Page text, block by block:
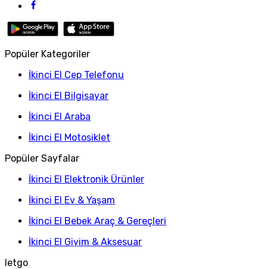
Popüler Kategoriler
İkinci El Cep Telefonu
İkinci El Bilgisayar
İkinci El Araba
İkinci El Motosiklet
Popüler Sayfalar
İkinci El Elektronik Ürünler
İkinci El Ev & Yaşam
İkinci El Bebek Araç & Gereçleri
İkinci El Giyim & Aksesuar
letgo